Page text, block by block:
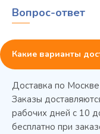
Вопрос-ответ
Какие варианты
Доставка по
Заказы
рабочих дней с 10
бесплатно при